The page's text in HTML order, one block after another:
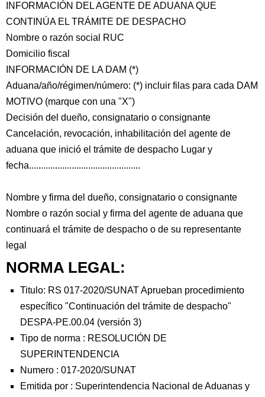
INFORMACIÓN DEL AGENTE DE ADUANA QUE
CONTINÚA EL TRÁMITE DE DESPACHO
Nombre o razón social RUC
Domicilio fiscal
INFORMACIÓN DE LA DAM (*)
Aduana/año/régimen/número: (*) incluir filas para cada DAM
MOTIVO (marque con una "X")
Decisión del dueño, consignatario o consignante
Cancelación, revocación, inhabilitación del agente de
aduana que inició el trámite de despacho Lugar y
fecha...............................................
Nombre y firma del dueño, consignatario o consignante
Nombre o razón social y firma del agente de aduana que
continuará el trámite de despacho o de su representante
legal
NORMA LEGAL:
Titulo: RS 017-2020/SUNAT Aprueban procedimiento
específico "Continuación del trámite de despacho"
DESPA-PE.00.04 (versión 3)
Tipo de norma : RESOLUCIÓN DE
SUPERINTENDENCIA
Numero : 017-2020/SUNAT
Emitida por : Superintendencia Nacional de Aduanas y